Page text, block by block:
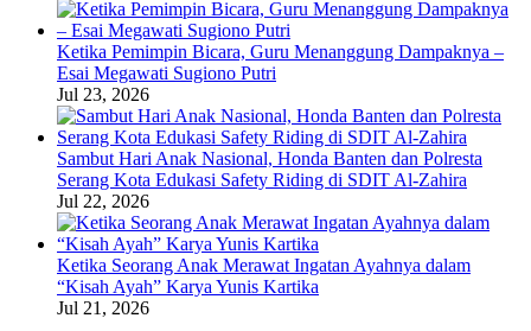
Ketika Pemimpin Bicara, Guru Menanggung Dampaknya –
Esai Megawati Sugiono Putri
Jul 23, 2026
Sambut Hari Anak Nasional, Honda Banten dan Polresta
Serang Kota Edukasi Safety Riding di SDIT Al-Zahira
Jul 22, 2026
Ketika Seorang Anak Merawat Ingatan Ayahnya dalam
“Kisah Ayah” Karya Yunis Kartika
Jul 21, 2026